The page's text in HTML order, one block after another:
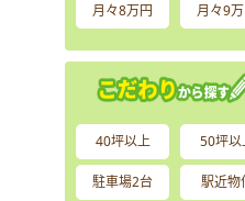
月々8万円 月々9
40坪以上 50坪以
駐車場2台 駅近物